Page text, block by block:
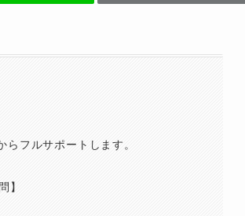
フルサポートします。
】